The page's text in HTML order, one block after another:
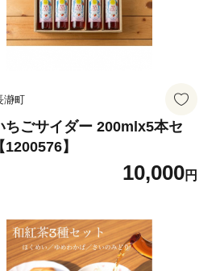
瀞町
ちごサイダー 200mlx5本セ
1200576】
10,000円